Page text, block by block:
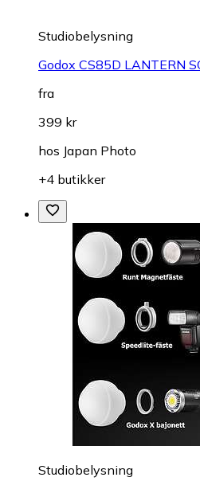
Studiobelysning
Godox CS85D LANTERN
fra
399 kr
hos Japan Photo
+4 butikker
Studiobelysning